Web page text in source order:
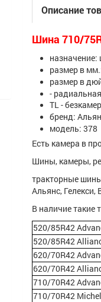
Описание
Шина 710/
размер в
размер в
-
TL -
бренд:
модель: 378
Есть камера в
Шины, камеры,
тракторные
Альянс,
В наличие такие
520/85R42
520/85R42
620/70R42
620/70R42
710/70R42
710/70R42